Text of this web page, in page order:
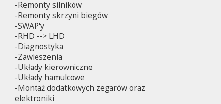
-Remonty silników
-Remonty skrzyni biegów
-SWAP'y
-RHD --> LHD
-Diagnostyka
-Zawieszenia
-Układy kierowniczne
-Układy hamulcowe
-Montaż dodatkowych zegarów oraz
elektroniki